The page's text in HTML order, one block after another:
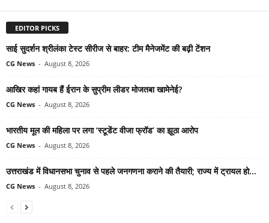
EDITOR PICKS
साई सुदर्शन श्रीलंका टेस्ट सीरीज से बाहर: टीम मैनेजमेंट की बढ़ी टेंशन
CG News - August 8, 2026
आखिर कहां गायब हैं ईरान के सुप्रीम लीडर मोजतबा खामेनेई?
CG News - August 8, 2026
भारतीय मूल की महिला पर लगा ‘स्टूडेंट वीजा फ्रॉड’ का झूठा आरोप
CG News - August 8, 2026
उत्तराखंड में विधानसभा चुनाव से पहले जनगणना कराने की तैयारी; राज्य में ट्रायल हो...
CG News - August 8, 2026